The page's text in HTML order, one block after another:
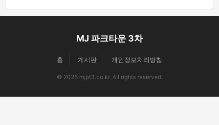
MJ 파크타운 3차
홈 게시판 개인정보처리방침
© 2026 mjpt3.co.kr. All rights reserved.